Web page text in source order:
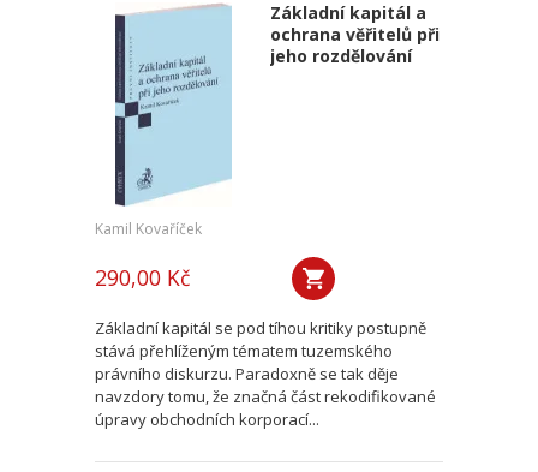
Základní kapitál a
ochrana věřitelů při
jeho rozdělování
Kamil Kovaříček
290,00 Kč
Základní kapitál se pod tíhou kritiky postupně
stává přehlíženým tématem tuzemského
právního diskurzu. Paradoxně se tak děje
navzdory tomu, že značná část rekodifikované
úpravy obchodních korporací...